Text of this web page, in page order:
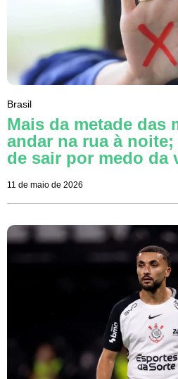
Brasil
Mais da metade das
andar na rua à noite;
de sair por medo da
11 de maio de 2026